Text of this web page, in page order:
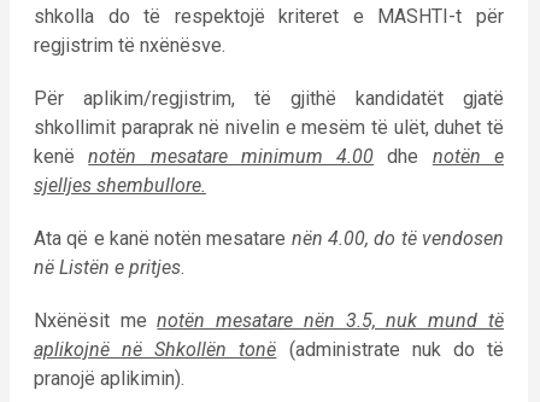
shkolla do të respektojë kriteret e MASHTI-t për
regjistrim të nxënësve.
Për aplikim/regjistrim, të gjithë kandidatët gjatë
shkollimit paraprak në nivelin e mesëm të ulët, duhet të
kenënotën mesatare minimum 4.00 dhe notën e
sjelljes shembullore.
Ata që e kanë notën mesatare nën 4.00, do të vendosen
në Listën e pritjes.
Nxënësit menotën mesatare nën 3.5, nuk mund të
aplikojnë në Shkollën tonë (administrate nuk do të
pranojë aplikimin).